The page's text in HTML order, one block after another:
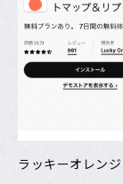
ラッキーオレン